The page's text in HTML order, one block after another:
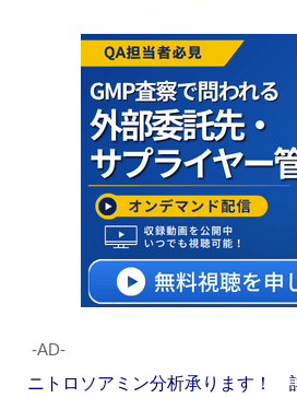
‐AD‐
ニトロソアミン分析承ります！